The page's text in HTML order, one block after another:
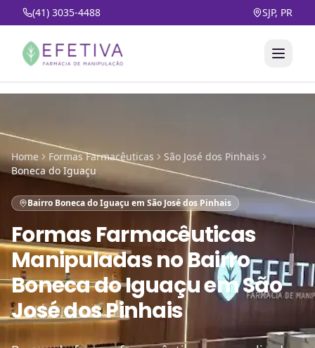
(41) 3035-4488 SJP, PR
Home Formas Farmacêuticas
São José dos Pinhais
Boneca do Iguaçu
Bairro Boneca do Iguaçu em São José dos Pinhais
Formas Farmacêuticas
ManipuladasnoBairro
Boneca do Iguaçu em São
José dos Pinhais